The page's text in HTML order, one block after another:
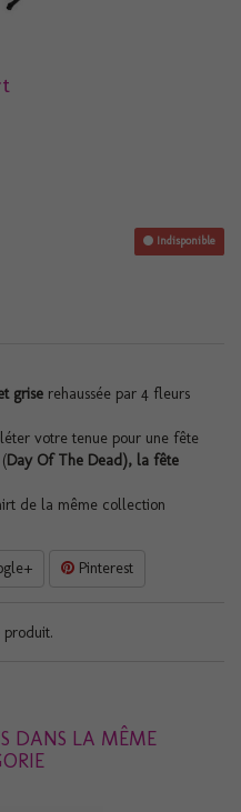
Indisponible
grise rehaussée par 4 fleurs
votre tenue pour une fête
Day Of The Dead), la fête
de la même collection
Pinterest
DANS LA MÊME